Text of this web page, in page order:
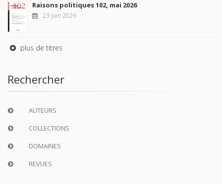
Raisons politiques 102, mai 2026
23 juin 2026
plus de titres
Rechercher
AUTEURS
COLLECTIONS
DOMAINES
REVUES